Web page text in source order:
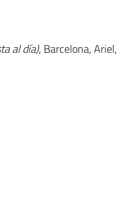
al día), Barcelona, Ariel,